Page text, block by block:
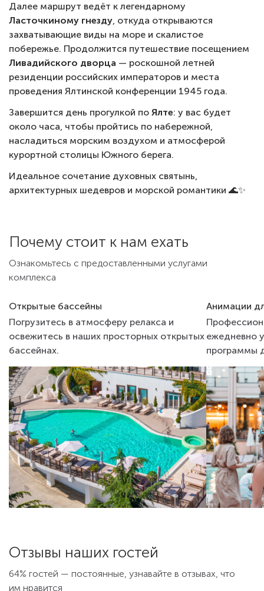
Далее маршрут ведёт к легендарному
Ласточкиному гнезду, откуда открываются
захватывающие виды на море и скалистое
побережье. Продолжится путешествие посещением
Ливадийского дворца — роскошной летней
резиденции российских императоров и места
проведения Ялтинской конференции 1945 года.
Завершится день прогулкой по Ялте: у вас будет
около часа, чтобы пройтись по набережной,
насладиться морским воздухом и атмосферой
курортной столицы Южного берега.
Идеальное сочетание духовных святынь,
архитектурных шедевров и морской романтики 🌊✨
Почему стоит к нам ехать
Ознакомьтесь с предоставленными услугами
комплекса
Открытые бассейны
Погрузитесь в атмосферу релакса и
освежитесь в наших просторных открытых
бассейнах.
Анимации
ежедневно
программы
Отзывы наших гостей
64% гостей — постоянные, узнавайте в отзывах, что
им нравится